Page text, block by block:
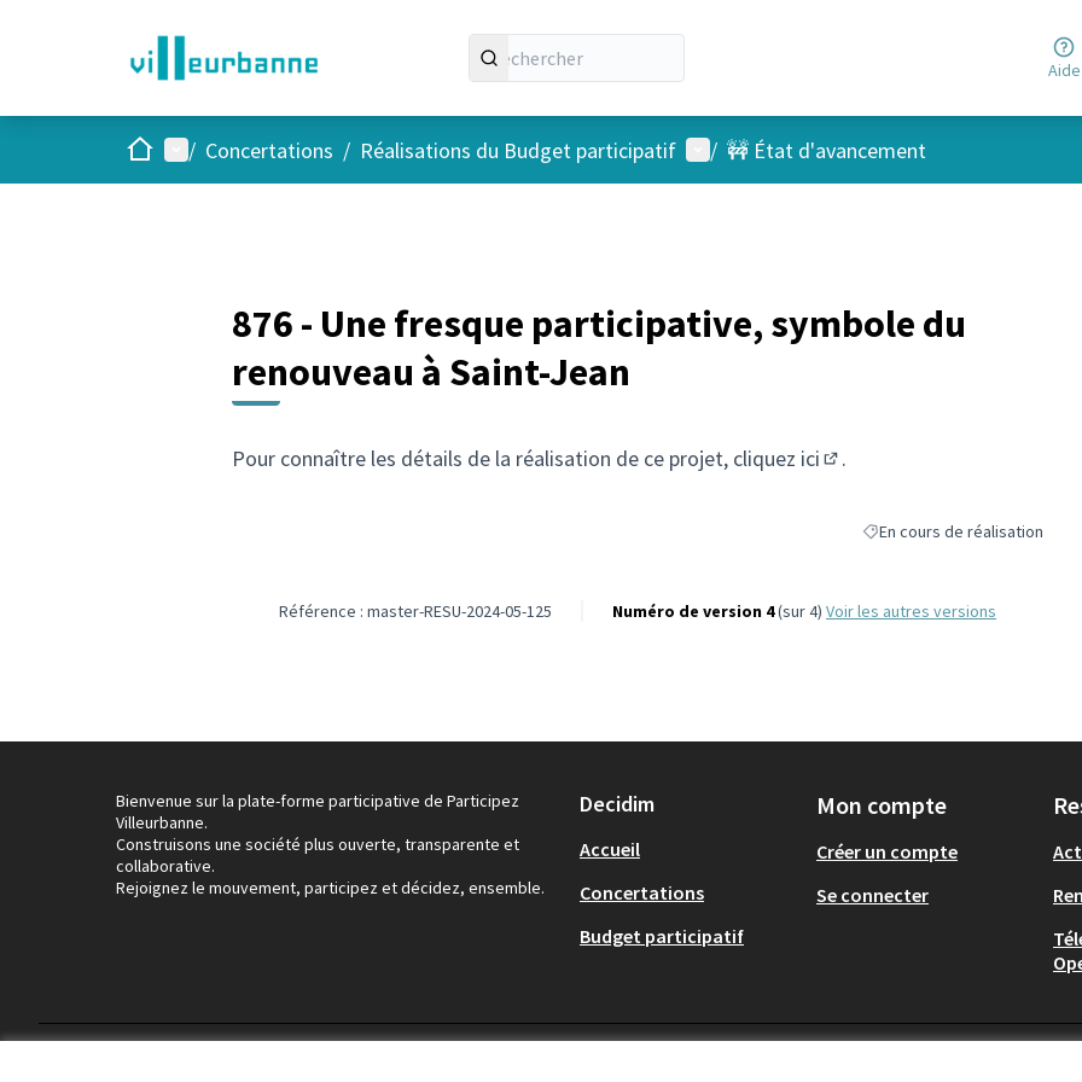
Aide
AccueilMenu principal
/ Concertations / Réalisations du Budget participatif Menu utilisateur
/ 🚧 État d'avancement
876 - Une fresque participative, symbole du
renouveau à Saint-Jean
Pour connaître les détails de la réalisation de ce projet, cliquez ici .
Filtrer les résultats de la
En cours de réalisation
Référence : master-RESU-2024-05-125 Numéro de version 4(sur 4) voir les autres versions
Bienvenue sur la plate-forme participative de Participez
Villeurbanne.
Construisons une société plus ouverte, transparente et
collaborative.
Rejoignez le mouvement, participez et décidez, ensemble.
Decidim
Accueil
Concertations
Budget participatif
Mon compte
Créer un compte
Se connecter